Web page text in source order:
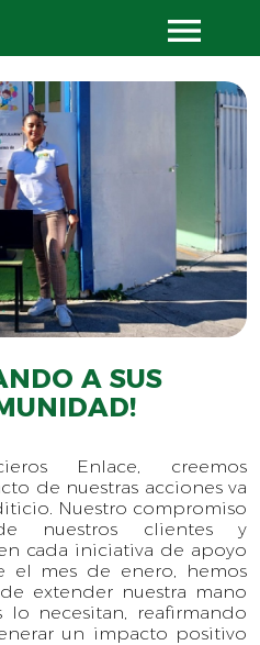
A SUS
Enlace, creemos
de nuestras acciones va
Nuestro compromiso
nuestros clientes y
cada iniciativa de apoyo
el mes de enero, hemos
extender nuestra mano
lo necesitan, reafirmando
un impacto positivo